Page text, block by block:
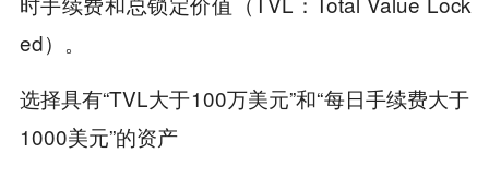
ed）。
选择具有“TVL大于100万美元”和“每日手续费大于
1000美元”的资产